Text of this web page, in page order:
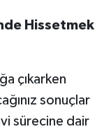
Hissetmek
çıkarken
sonuçlar
sürecine dair